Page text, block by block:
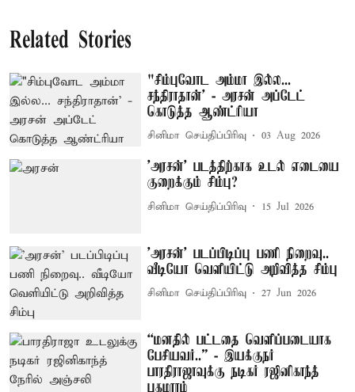
Related Stories
"சிம்புவோட அம்மா இல்ல...
சந்திராதான்' - அரசன் அப்டேட்
கொடுத்த ஆண்ட்ரியா
சினிமா செய்திப்பிரிவு 03 Aug 2026
'அரசன்' படத்திற்காக உடல் எடையை
குறைக்கும் சிம்பு?
சினிமா செய்திப்பிரிவு 15 Jul 2026
'அரசன்' படப்பிடிப்பு பணி நிறைவு..
வீடியோ வெளியிட்டு அறிவித்த சிம்பு
சினிமா செய்திப்பிரிவு 27 Jun 2026
“மனதில் பட்டதை வெளிப்படையாக
பேசியவர்..” - இயக்குநர்
பாரதிராஜாவுக்கு நடிகர் ரஜினிகாந்த்
புகழாரம்